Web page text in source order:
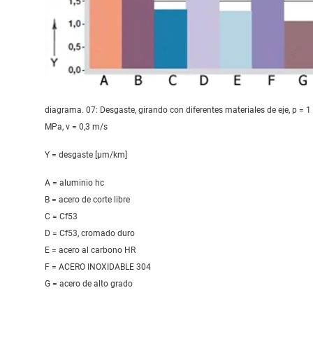
diagrama. 07: Desgaste, girando con diferentes materiales de eje, p = 1
MPa, v = 0,3 m/s
Y = desgaste [μm/km]
A = aluminio hc
B = acero de corte libre
C = Cf53
D = Cf53, cromado duro
E = acero al carbono HR
F = ACERO INOXIDABLE 304
G = acero de alto grado